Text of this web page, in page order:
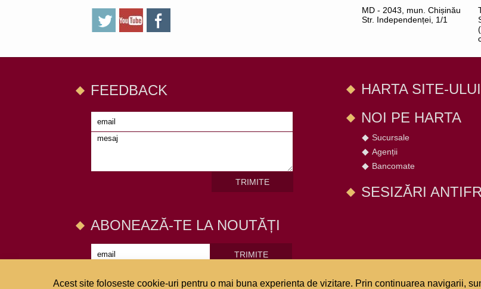
Acest site foloseste cookie-uri pentru o mai buna experienta de vizitare. Prin continuarea navigarii,
MD - 2043, mun. Chișinău
Str. Independenței, 1/1
FEEDBACK
TRIMITE
ABONEAZĂ-TE LA NOUTĂȚI
TRIMITE
HARTA SITE-ULUI
NOI PE HARTA
Sucursale
Agenții
Bancomate
SESIZĂRI